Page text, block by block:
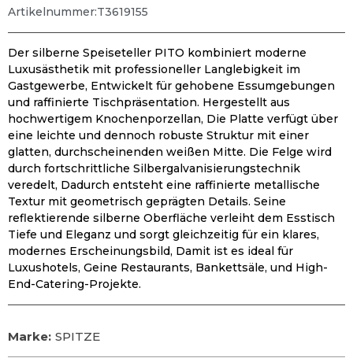
Artikelnummer:T3619155
Der silberne Speiseteller PITO kombiniert moderne
Luxusästhetik mit professioneller Langlebigkeit im
Gastgewerbe, Entwickelt für gehobene Essumgebungen
und raffinierte Tischpräsentation. Hergestellt aus
hochwertigem Knochenporzellan, Die Platte verfügt über
eine leichte und dennoch robuste Struktur mit einer
glatten, durchscheinenden weißen Mitte. Die Felge wird
durch fortschrittliche Silbergalvanisierungstechnik
veredelt, Dadurch entsteht eine raffinierte metallische
Textur mit geometrisch geprägten Details. Seine
reflektierende silberne Oberfläche verleiht dem Esstisch
Tiefe und Eleganz und sorgt gleichzeitig für ein klares,
modernes Erscheinungsbild, Damit ist es ideal für
Luxushotels, Geine Restaurants, Bankettsäle, und High-
End-Catering-Projekte.
Marke: SPITZE